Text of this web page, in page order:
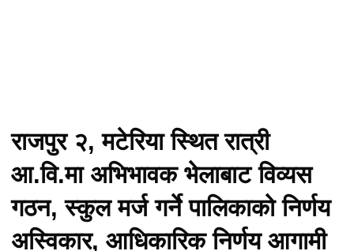
राजपुर २, मटेरिया स्थित रात्री
आ.वि.मा अभिभावक भेलाबाट विव्यस
गठन, स्कुल मर्ज गर्ने पालिकाको निर्णय
अस्विकार, आधिकारिक निर्णय आगामी